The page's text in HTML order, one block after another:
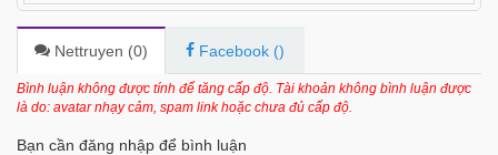
Chapter 20 3 tháng trước
Chapter 19 3 tháng trước
Chapter 18 3 tháng trước
3 tháng trước
Nettruyen (0) Facebook ()
Bình luận không được tính để tăng cấp độ. Tài khoản không bình luận được
là do: avatar nhạy cảm, spam link hoặc chưa đủ cấp độ.
Bạn cần đăng nhập để bình luận